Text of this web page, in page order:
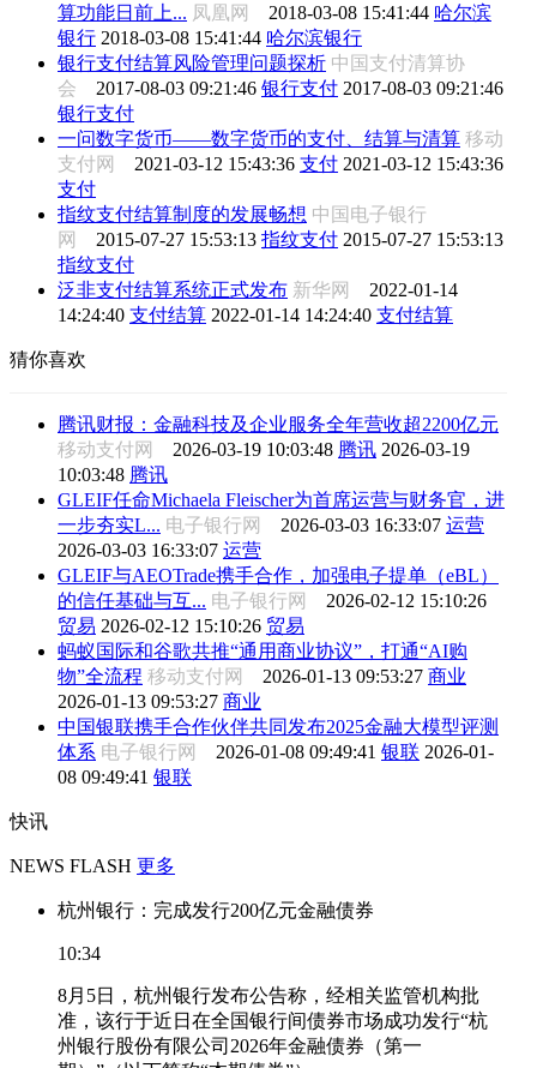
算功能日前上... 凤凰网 2018-03-08 15:41:44 哈尔滨
银行 2018-03-08 15:41:44 哈尔滨银行
银行支付结算风险管理问题探析 中国支付清算协
会 2017-08-03 09:21:46 银行支付 2017-08-03 09:21:46
银行支付
一问数字货币——数字货币的支付、结算与清算 移动
支付网 2021-03-12 15:43:36 支付 2021-03-12 15:43:36
支付
指纹支付结算制度的发展畅想 中国电子银行
网 2015-07-27 15:53:13 指纹支付 2015-07-27 15:53:13
指纹支付
泛非支付结算系统正式发布 新华网 2022-01-14
14:24:40 支付结算 2022-01-14 14:24:40 支付结算
猜你喜欢
腾讯财报：金融科技及企业服务全年营收超2200亿元
移动支付网 2026-03-19 10:03:48 腾讯 2026-03-19
10:03:48 腾讯
GLEIF任命Michaela Fleischer为首席运营与财务官，进
一步夯实L... 电子银行网 2026-03-03 16:33:07 运营
2026-03-03 16:33:07 运营
GLEIF与AEOTrade携手合作，加强电子提单（eBL）
的信任基础与互... 电子银行网 2026-02-12 15:10:26
贸易 2026-02-12 15:10:26 贸易
蚂蚁国际和谷歌共推“通用商业协议”，打通“AI购
物”全流程 移动支付网 2026-01-13 09:53:27 商业
2026-01-13 09:53:27 商业
中国银联携手合作伙伴共同发布2025金融大模型评测
体系 电子银行网 2026-01-08 09:49:41 银联 2026-01-
08 09:49:41 银联
快讯
NEWS FLASH 更多
杭州银行：完成发行200亿元金融债券
10:34
8月5日，杭州银行发布公告称，经相关监管机构批
准，该行于近日在全国银行间债券市场成功发行“杭
州银行股份有限公司2026年金融债券（第一